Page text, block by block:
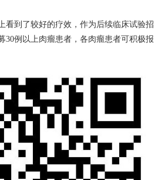
看到了较好的疗效，作为后续临床试验招
30例以上肉瘤患者，各肉瘤患者可积极报